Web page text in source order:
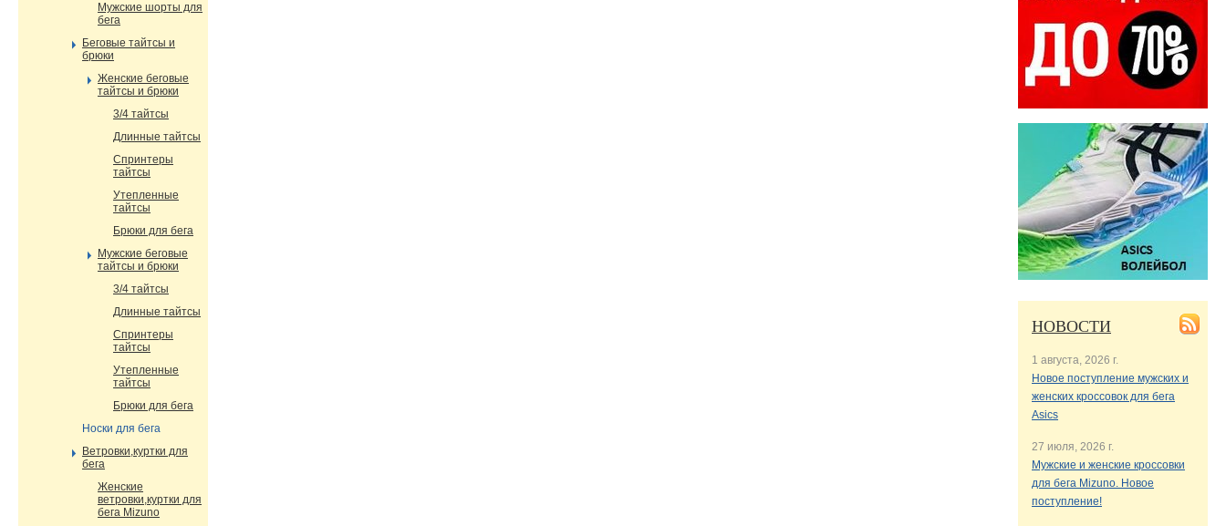
Мужские шорты для
бега
Беговые тайтсы и
брюки
Женские беговые
тайтсы и брюки
3/4 тайтсы
Длинные тайтсы
Спринтеры
тайтсы
Утепленные
тайтсы
Брюки для бега
Мужские беговые
тайтсы и брюки
3/4 тайтсы
Длинные тайтсы
Спринтеры
тайтсы
Утепленные
тайтсы
Брюки для бега
Носки для бега
Ветровки,куртки для
бега
Женские
ветровки,куртки для
бега Mizuno
НОВОСТИ
1 августа, 2026 г.
Новое поступление мужских и
женских кроссовок для бега
Asics
27 июля, 2026 г.
Мужские и женские кроссовки
для бега Mizuno. Новое
поступление!